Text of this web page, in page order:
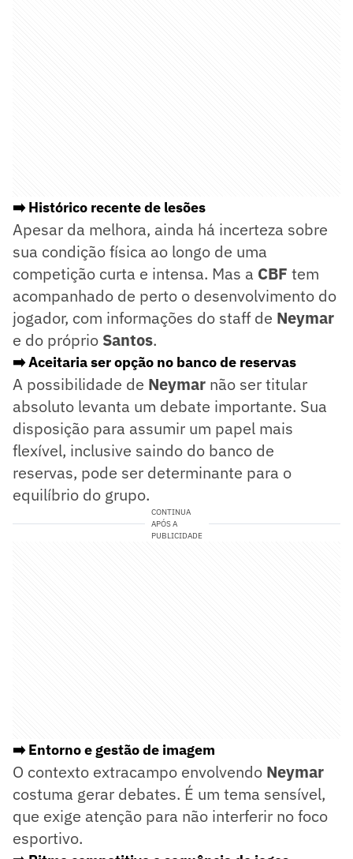
➡️ Histórico recente de lesões
Apesar da melhora, ainda há incerteza sobre
sua condição física ao longo de uma
competição curta e intensa. Mas a CBF tem
acompanhado de perto o desenvolvimento do
jogador, com informações do staff de Neymar
e do próprio Santos.
➡️ Aceitaria ser opção no banco de reservas
A possibilidade de Neymar não ser titular
absoluto levanta um debate importante. Sua
disposição para assumir um papel mais
flexível, inclusive saindo do banco de
reservas, pode ser determinante para o
equilíbrio do grupo.
CONTINUA
APÓS A
PUBLICIDADE
➡️ Entorno e gestão de imagem
O contexto extracampo envolvendo Neymar
costuma gerar debates. É um tema sensível,
que exige atenção para não interferir no foco
esportivo.